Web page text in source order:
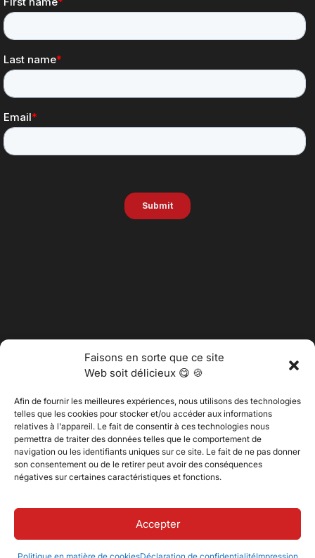
Faisons en sorte que ce site
Web soit délicieux 😋 🍪
Afin de fournir les meilleures expériences, nous utilisons des technologies
telles que les cookies pour stocker et/ou accéder aux informations
relatives à l'appareil. Le fait de consentir à ces technologies nous
permettra de traiter des données telles que le comportement de
navigation ou les identifiants uniques sur ce site. Le fait de ne pas donner
son consentement ou de le retirer peut avoir des conséquences
négatives sur certaines caractéristiques et fonctions.
Accepter
@2025 Vertitech. Tous droits réservés.
Politique de confidentialité